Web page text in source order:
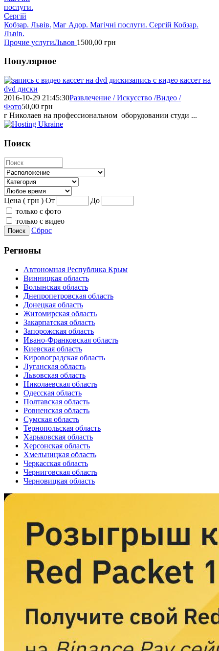
Маг Адор. Магічні послуги. Сергій Кобзар.
Львів.
Прочие услугиЛьвов 1500,00 грн
Популярное
запись с видео кассет на
dvd диски
2016-10-29 21:45:30Развлечение / Искусство /Видео /
Фото50,00 грн
г Николаев на профессиональном оборудовании студи ...
Поиск
Цена ( грн ) От
До
только с фото
только с видео
Поиск Сброс
Регионы
Автономная Республика Крым
Винницкая область
Волынская область
Днепропетровская область
Донецкая область
Житомирская область
Закарпатская область
Запорожская область
Ивано-Франковская область
Киевская область
Кировоградская область
Луганская область
Львовская область
Николаевская область
Одесская область
Полтавская область
Ровненская область
Сумская область
Тернопольская область
Харьковская область
Херсонская область
Хмельницкая область
Черкасская область
Черниговская область
Черновицкая область